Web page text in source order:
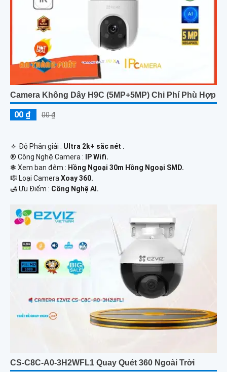
Camera Không Dây H9C (5MP+5MP) Chi Phí Phù Hợp
00 ₫ 00 ₫
🔅 Độ Phân giải : Ultra 2k+ sắc nét .
®️ Công Nghệ Camera :
IP Wifi.
❃ Xem ban đêm : Hồng Ngoại 30m Hồng Ngoại SMD.
🎼️ Loại Camera Xoay 360.
️🛃 Ưu Điểm : Công Nghệ AI.
CS-C8C-A0-3H2WFL1 Quay Quét 360 Ngoài Trời